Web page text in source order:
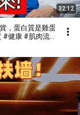
32:12
，蛋白質是雞蛋
#健康 #肌肉流